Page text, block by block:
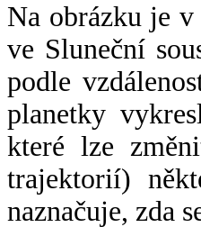
Na obrázku je
ve Sluneční
podle
planetky
které lze
trajektorií)
naznačuje, zda